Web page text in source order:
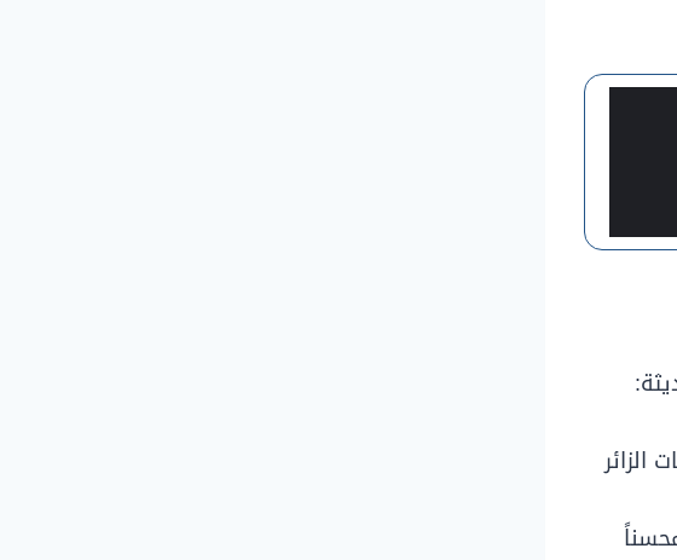
الزائر